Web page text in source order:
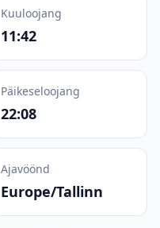
Kuuloojang
11:42
Päikeseloojang
22:08
Ajavöönd
Europe/Tallinn